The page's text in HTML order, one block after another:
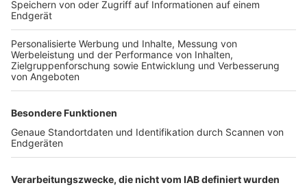
TOP-VEREINE
TOP-PARTNER